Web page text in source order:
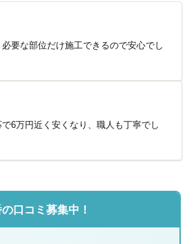
必要な部位だけ施工できるので安心でし
で6万円近く安くなり、職人も丁寧でし
口コミ募集中！